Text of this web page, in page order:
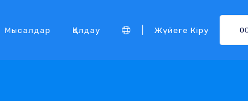
Мысалдар Қолдау Жүйеге Кіру